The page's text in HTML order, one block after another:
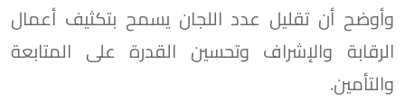
وأوضح أن تقليل عدد اللجان يسمح بتكثيف أعمال
الرقابة والإشراف وتحسين القدرة على المتابعة
والتأمين.